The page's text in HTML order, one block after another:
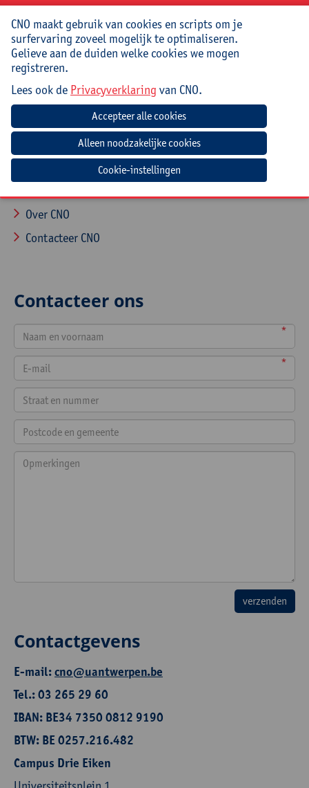
Doelgroep
Leerkrachten NT2 van alfacursisten
Navigatie
Over CNO
Contacteer CNO
Contacteer ons
*
*
Contactgevens
E-mail:cno@uantwerpen.be
Tel.: 03 265 29 60
IBAN: BE34 7350 0812 9190
BTW: BE 0257.216.482
Campus Drie Eiken
CNO maakt gebruik van cookies en scripts om je
surfervaring zoveel mogelijk te optimaliseren.
Gelieve aan de duiden welke cookies we mogen
registreren.
Lees ook de Privacyverklaring van CNO.
Cookie-instellingen